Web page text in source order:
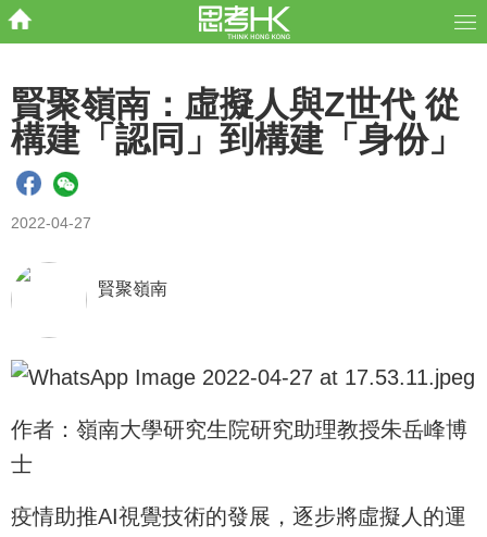
賢聚嶺南：虛擬人與Z世代 從
構建「認同」到構建「身份」
2022-04-27
賢聚嶺南
作者：嶺南大學研究生院研究助理教授朱岳峰博
士
疫情助推AI視覺技術的發展，逐步將虛擬人的運